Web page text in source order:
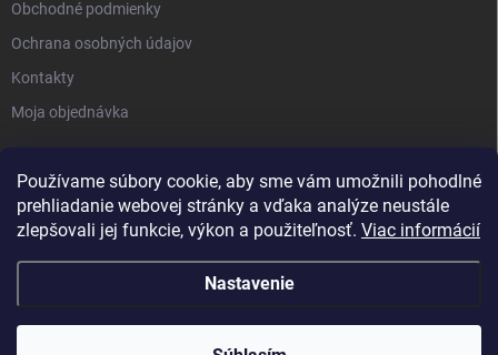
Používame súbory cookie, aby sme vám umožnili pohodlné
prehliadanie webovej stránky a vďaka analýze neustále
zlepšovali jej funkcie, výkon a použiteľnosť. Viac informácií
Nastavenie
Obchodné podmienky
Ochrana osobných údajov
Kontakty
Moja objednávka
Svet Krbov . Všetky práva vyhradené.